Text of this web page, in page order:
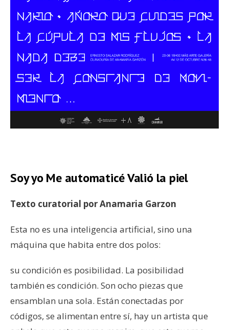
Soy yo Me automaticé Valió la piel
Texto curatorial por Anamaria Garzon
Esta no es una inteligencia artificial, sino una
máquina que habita entre dos polos:
su condición es posibilidad. La posibilidad
también es condición. Son ocho piezas que
ensamblan una sola. Están conectadas por
códigos, se alimentan entre sí, hay un artista que